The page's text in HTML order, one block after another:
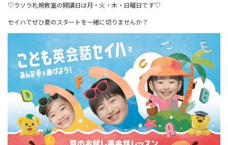
♡ラソラ札幌教室の開講日は月・火・木・日曜日です♡
セイハでぜひ夏のスタートを一緒に切りませんか？